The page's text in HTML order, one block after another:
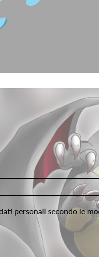
personali secondo le